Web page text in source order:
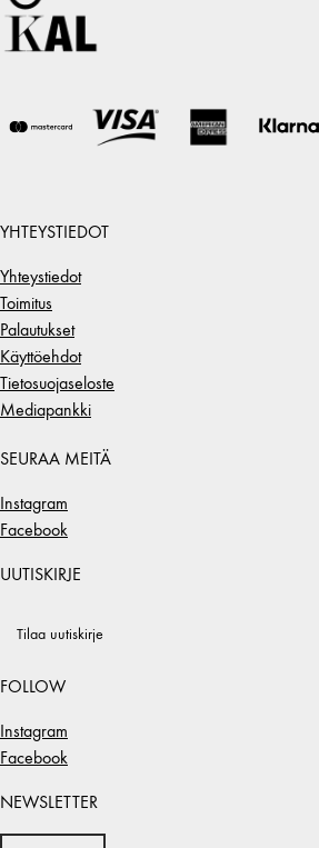
YHTEYSTIEDOT
Yhteystiedot
Toimitus
Palautukset
Käyttöehdot
Tietosuojaseloste
Mediapankki
SEURAA MEITÄ
Instagram
Facebook
UUTISKIRJE
Tilaa uutiskirje
FOLLOW
Instagram
Facebook
NEWSLETTER